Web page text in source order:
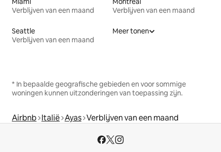
Verblijven van een maand
Verblijven van een maand
Seattle
Verblijven van een maand
Meer tonen
* In bepaalde geografische gebieden en voor sommige
woningen kunnen uitzonderingen van toepassing zijn.
Airbnb Italië Ayas Verblijven van een maand